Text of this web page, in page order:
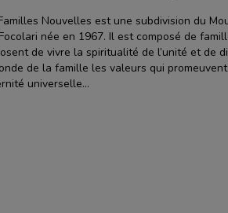
Nouvelles est une subdivision du
née en 1967. Il est composé de
de vivre la spiritualité de l’unité et de
de la famille les valeurs qui
universelle...